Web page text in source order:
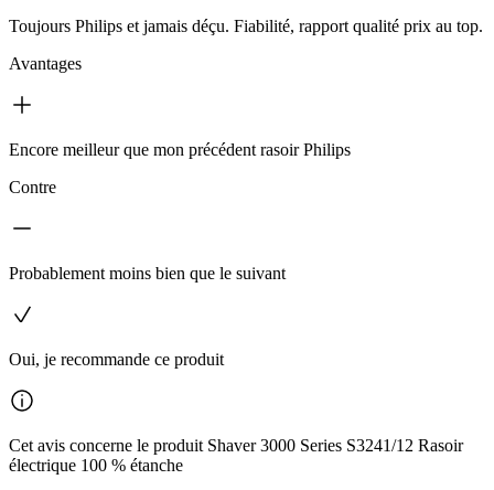
Toujours Philips et jamais déçu. Fiabilité, rapport qualité prix au top.
Avantages
Encore meilleur que mon précédent rasoir Philips
Contre
Probablement moins bien que le suivant
Oui, je recommande ce produit
Cet avis concerne le produit Shaver 3000 Series S3241/12 Rasoir
électrique 100 % étanche